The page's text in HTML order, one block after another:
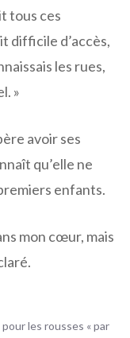
tous ces
difficile d’accès,
les rues,
»
avoir ses
qu’elle ne
enfants.
mon cœur, mais
les rousses « par